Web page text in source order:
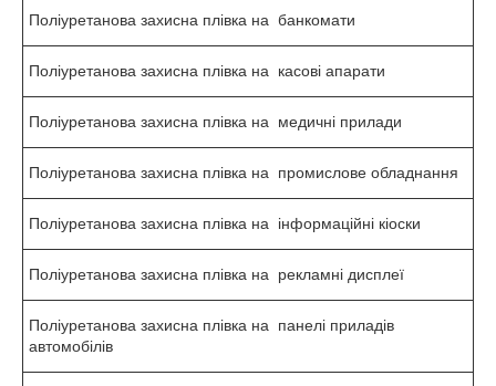
Поліуретанова захисна плівка на банкомати
Поліуретанова захисна плівка на касові апарати
Поліуретанова захисна плівка на медичні прилади
Поліуретанова захисна плівка на промислове обладнання
Поліуретанова захисна плівка на інформаційні кіоски
Поліуретанова захисна плівка на рекламні дисплеї
Поліуретанова захисна плівка на панелі приладів
автомобілів